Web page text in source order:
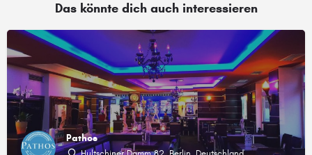
Das könnte dich auch interessieren
Pathos